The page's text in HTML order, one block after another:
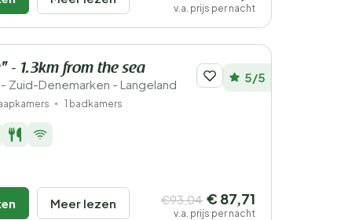
v.a. prijs per nacht
- 1.3km from the sea
Zuid-Denemarken - Langeland 5/5
1 badkamers
Meer lezen €93,04 € 87,71
v.a. prijs per nacht